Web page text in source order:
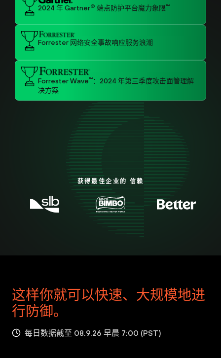
2024 年 Gartner® 端点防护平台魔力象限™
Forrester 网络安全事故响应服务浪潮
Forrester Wave™：2024 年第三季度攻击面管理解
决方案
获得最佳企业的 信赖
这样你就可以快速、大规模地进
行防御。
每日数据截至 08.9.26 早晨 7:00 (PST)